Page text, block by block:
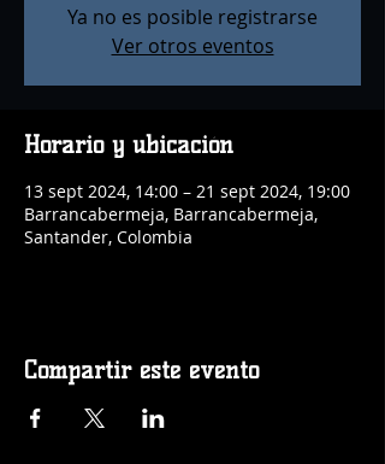
Ya no es posible registrarse
Ver otros eventos
Horario y ubicación
13 sept 2024, 14:00 – 21 sept 2024, 19:00
Barrancabermeja, Barrancabermeja,
Santander, Colombia
Compartir este evento